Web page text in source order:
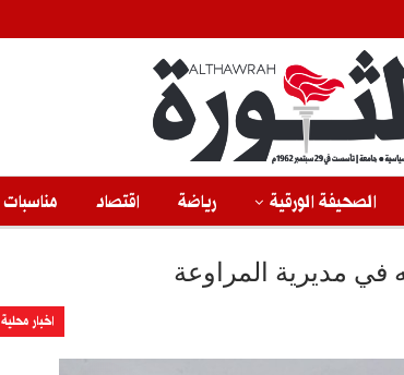
الصحيفة الورقية رياضة اقتصاد مناسبات
في مديرية المراوعة
اخبار محلية